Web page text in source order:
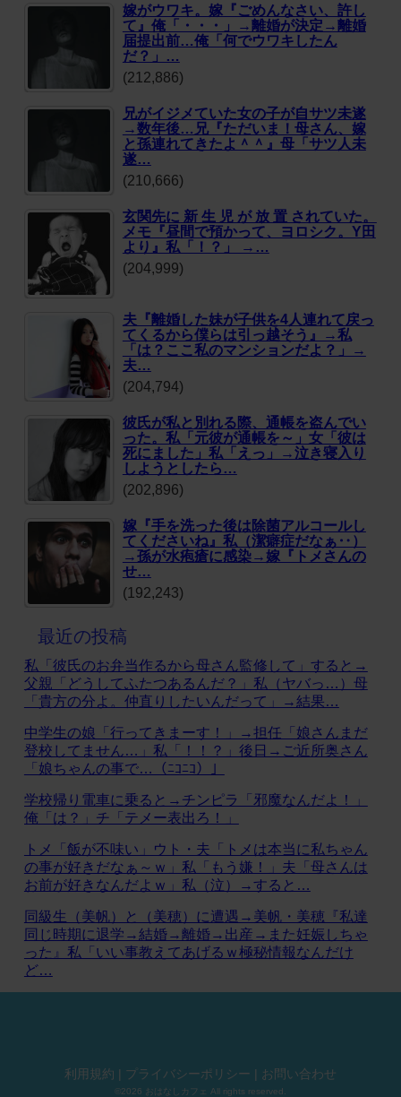
嫁がウワキ。嫁『ごめんなさい、許し
て』俺「・・・」→離婚が決定→離婚
届提出前…俺「何でウワキしたん
だ？」…
(212,886)
兄がイジメていた女の子が自サツ未遂
→数年後…兄『ただいま！母さん、嫁
と孫連れてきたよ＾＾』母「サツ人未
遂…
(210,666)
玄関先に 新 生 児 が 放 置 されていた。
メモ『昼間で預かって、ヨロシク。Y田
より』私「！？」 →…
(204,999)
夫『離婚した妹が子供を4人連れて戻っ
てくるから僕らは引っ越そう』→私
「は？ここ私のマンションだよ？」→
夫…
(204,794)
彼氏が私と別れる際、通帳を盗んでい
った。私「元彼が通帳を～」女「彼は
死にました」私「えっ」→泣き寝入り
しようとしたら…
(202,896)
嫁『手を洗った後は除菌アルコールし
てくださいね』私（潔癖症だなぁ‥）
→孫が水疱瘡に感染→嫁『トメさんの
せ…
(192,243)
最近の投稿
私「彼氏のお弁当作るから母さん監修して」すると→
父親「どうしてふたつあるんだ？」私（ヤバっ…）母
「貴方の分よ。仲直りしたいんだって」→結果…
中学生の娘「行ってきまーす！」→担任「娘さんまだ
登校してません…」私「！！？」後日→ご近所奥さん
「娘ちゃんの事で…（ﾆｺﾆｺ）」
学校帰り電車に乗ると→チンピラ「邪魔なんだよ！」
俺「は？」チ「テメー表出ろ！」
トメ「飯が不味い」ウト・夫「トメは本当に私ちゃん
の事が好きだなぁ～ｗ」私「もう嫌！」夫「母さんは
お前が好きなんだよｗ」私（泣）→すると…
同級生（美帆）と（美穂）に遭遇→美帆・美穂『私達
同じ時期に退学→結婚→離婚→出産→また妊娠しちゃ
った』私「いい事教えてあげるｗ極秘情報なんだけ
ど…
利用規約 | プライバシーポリシー | お問い合わせ
©2026 おはなしカフェ All rights reserved.